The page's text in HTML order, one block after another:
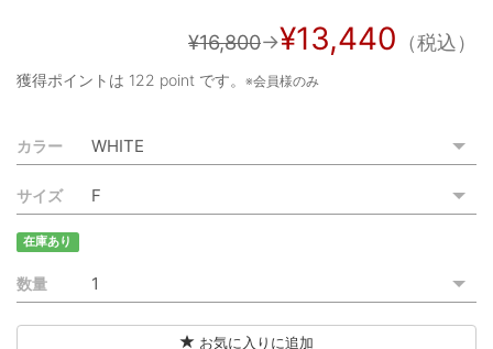
ご利用規約
¥16,800→¥13,440 （税込）
獲得ポイントは 122 point です。 ※会員様のみ
カラー
サイズ
在庫あり
数量
お気に入りに追加